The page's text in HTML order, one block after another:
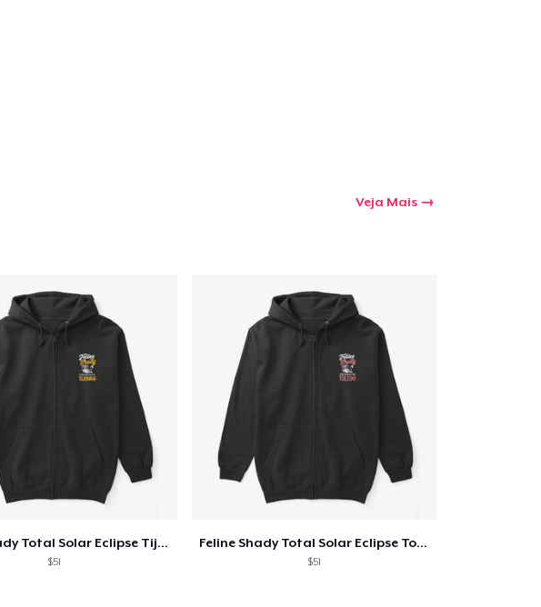
Veja Mais
Feline Shady Total Solar Eclipse Tijuana
$51
Feline Shady Total Solar Eclipse Toledo
$51